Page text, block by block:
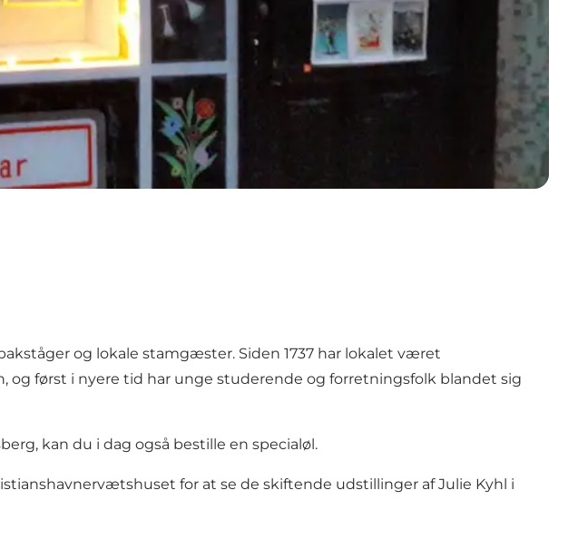
og lokale stamgæster. Siden 1737 har lokalet været
først i nyere tid har unge studerende og forretningsfolk blandet sig
kan du i dag også bestille en specialøl.
for at se de skiftende udstillinger af Julie Kyhl i